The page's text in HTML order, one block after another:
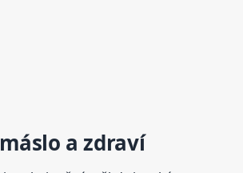
máslo a zdraví